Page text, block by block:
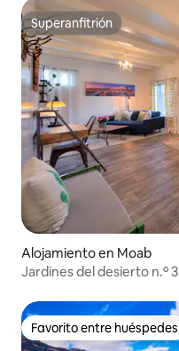
Superanfitrión
Superanfitrión
Alojamiento en Moab
Jardines del desierto n.º 3
Favorito entre huéspedes
Favorito entre huéspedes